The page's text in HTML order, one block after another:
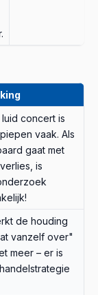
concert is
vaak. Als
gaat met
is
de houding
vanzelf over"
meer – er is